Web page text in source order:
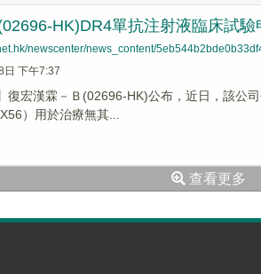
HK)DR4單抗注射液臨床試
newscenter/news_content/
日 下午7:37
復宏漢霖－Ｂ(02696-HK)公布，近日，該
）用於治療無其...
查看更多